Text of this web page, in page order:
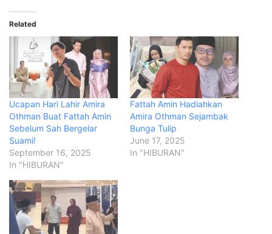
Related
Ucapan Hari Lahir Amira
Othman Buat Fattah Amin
Sebelum Sah Bergelar
Suami!
September 16, 2025
In "HIBURAN"
Fattah Amin Hadiahkan
Amira Othman Sejambak
Bunga Tulip
June 17, 2025
In "HIBURAN"